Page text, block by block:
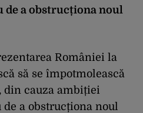
de a obstrucționa noul
României la
să se împotmolească
cauza ambiției
a obstrucționa noul